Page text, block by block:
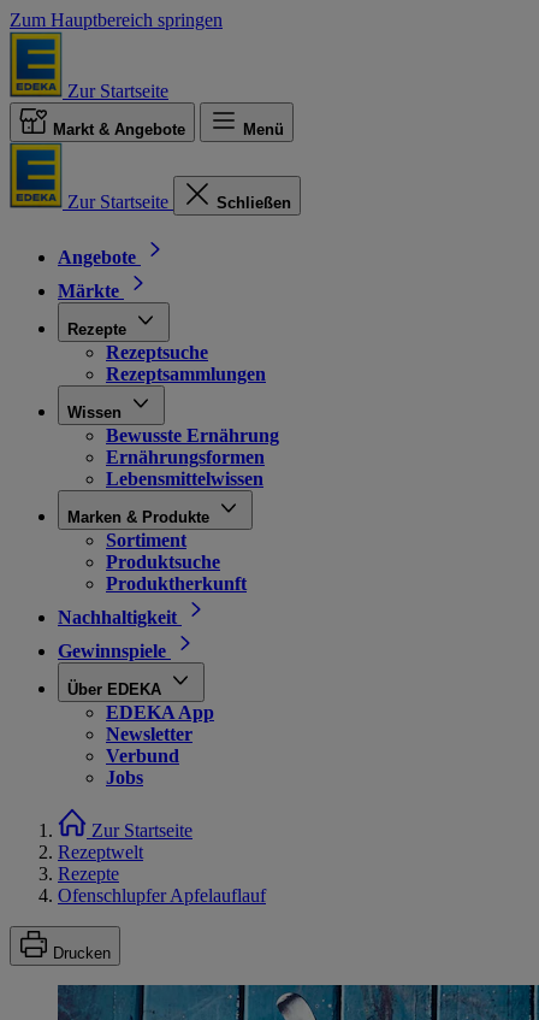
Zum Hauptbereich springen
Zur Startseite
Markt & Angebote Menü
Zur Startseite Schließen
Angebote
Märkte
Rezepte
Rezeptsuche
Rezeptsammlungen
Wissen
Bewusste Ernährung
Ernährungsformen
Lebensmittelwissen
Marken & Produkte
Sortiment
Produktsuche
Produktherkunft
Nachhaltigkeit
Gewinnspiele
Über EDEKA
EDEKA App
Newsletter
Verbund
Jobs
Zur Startseite
Rezeptwelt
Rezepte
Ofenschlupfer Apfelauflauf
Drucken